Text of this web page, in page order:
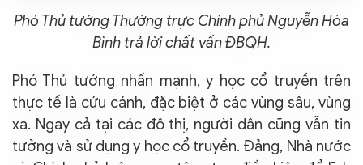
Phó Thủ tướng Thường trực Chính phủ Nguyễn Hòa
Bình trả lời chất vấn ĐBQH.
Phó Thủ tướng nhấn mạnh, y học cổ truyền trên
thực tế là cứu cánh, đặc biệt ở các vùng sâu, vùng
xa. Ngay cả tại các đô thị, người dân cũng vẫn tin
tưởng và sử dụng y học cổ truyền. Đảng, Nhà nước